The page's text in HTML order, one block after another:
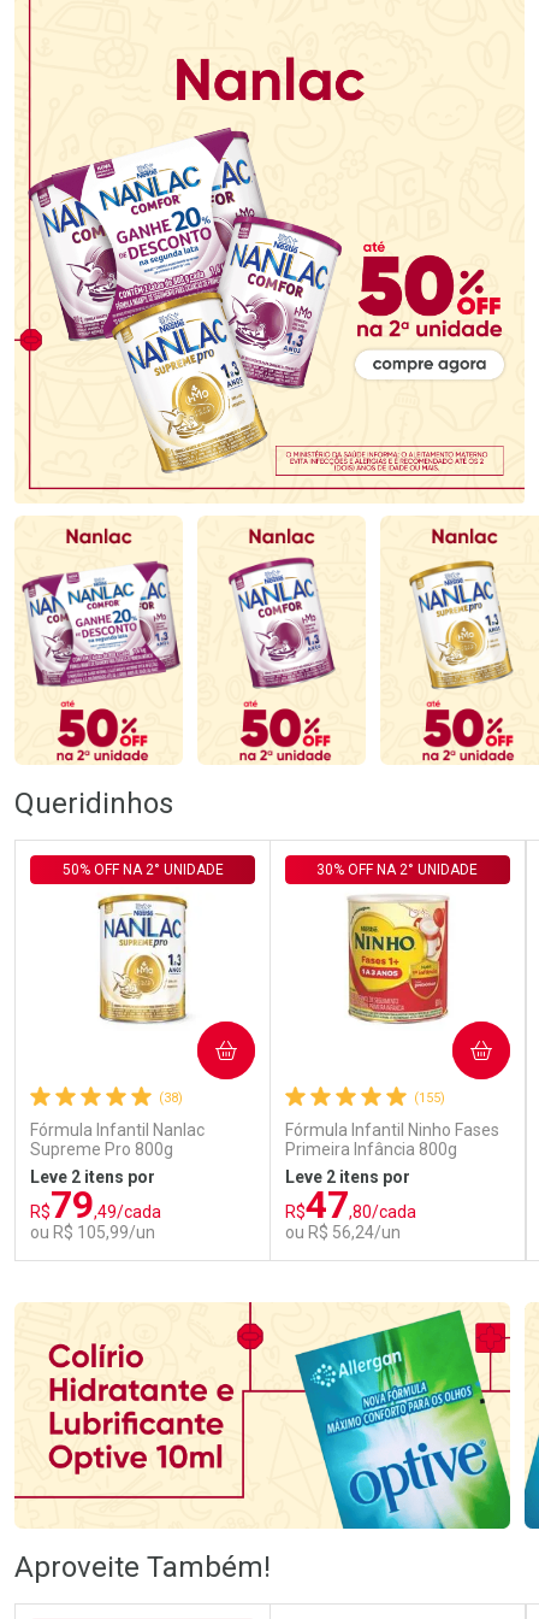
Queridinhos
(38)
Fórmula Infantil Nanlac
Supreme Pro 800g
50% OFF NA 2° UNIDADE
Leve 2 itens por
R$79,49/cada
ou R$ 105,99/un
COMPRAR
(155)
Fórmula Infantil Ninho Fases
Primeira Infância 800g
30% OFF NA 2° UNIDADE
Leve 2 itens por
R$47,80/cada
ou R$ 56,24/un
COMPRAR
Laboratório
Por Menos
Aproveite Também!